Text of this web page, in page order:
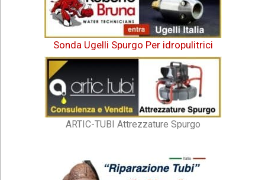
Sonda Ugelli Spurgo Per idropulitrici
ARTIC-TUBI Attrezzature Spurgo